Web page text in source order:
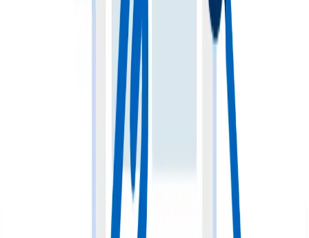
Lo primero que se debe hacer en una estrategia de
enlazado interno, es hacer una lista de cuáles son las
páginas pilar, que son las más importantes de todo el
sitio. Las páginas pilar son las que generalmente tienen
KW con volúmenes de búsqueda altos y dificultades más
complejas. Además, son las que generan tráfico
importante para el negocio, por lo que son las
categorías o lo enfocado en la venta.
Grupos de temas con enlazado interno
Para empezar a enlazar desde las páginas pilares, lo
más importante es tener una ruta de acción clara, por lo